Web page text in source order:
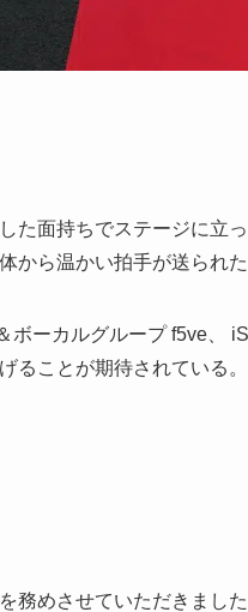
た面持ちでステージに立
から温かい拍手が送られた
ボーカルグループ f5ve、
ることが期待されている。
務めさせていただきまし